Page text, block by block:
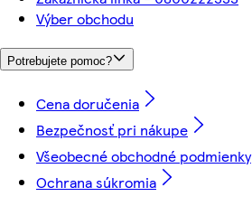
Výber obchodu
Potrebujete pomoc?
Cena doručenia
Bezpečnosť pri nákupe
Všeobecné obchodné podmienky
Ochrana súkromia